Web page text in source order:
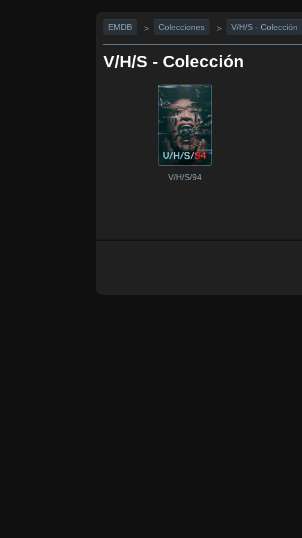
EMDB > Colecciones > V/H/S - Colección
V/H/S - Colección
V/H/S/94